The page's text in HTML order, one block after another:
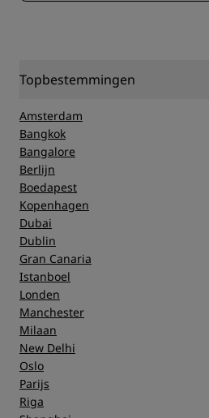
Topbestemmingen
Amsterdam
Bangkok
Bangalore
Berlijn
Boedapest
Kopenhagen
Dubai
Dublin
Gran Canaria
Istanboel
Londen
Manchester
Milaan
New Delhi
Oslo
Parijs
Riga